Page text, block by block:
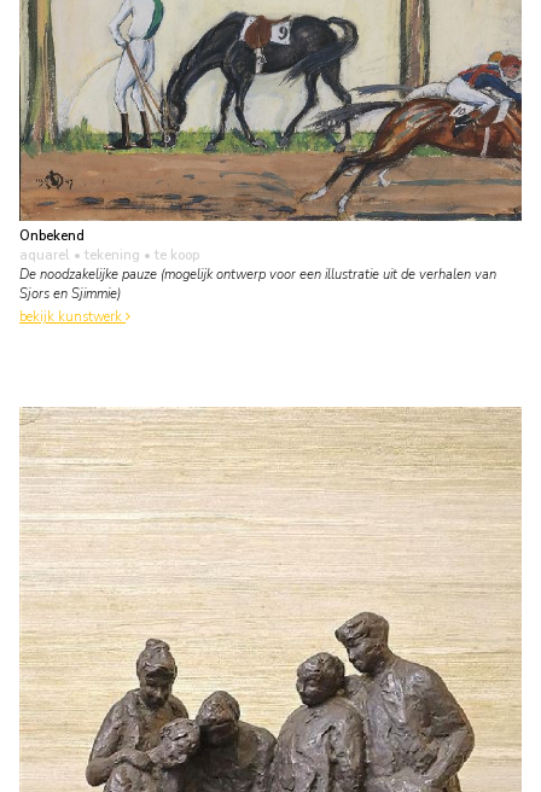
Onbekend
aquarel • tekening • te koop
De noodzakelijke pauze (mogelijk ontwerp voor een illustratie uit de verhalen van
Sjors en Sjimmie)
bekijk kunstwerk